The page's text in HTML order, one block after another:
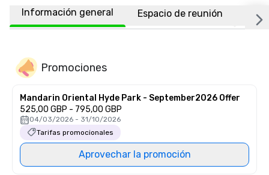
Información general Espacio de reunión
Promociones
Mandarin Oriental Hyde Park - September2026 Offer
525,00 GBP - 795,00 GBP
04/03/2026 - 31/10/2026
Tarifas promocionales
Aprovechar la promoción